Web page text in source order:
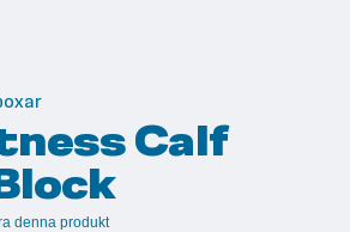
Calf
denna produkt